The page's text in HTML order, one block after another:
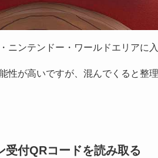
ニンテンドー・ワールドエリアに入
性が高いですが、混んでくると整
受付QRコードを読み取る